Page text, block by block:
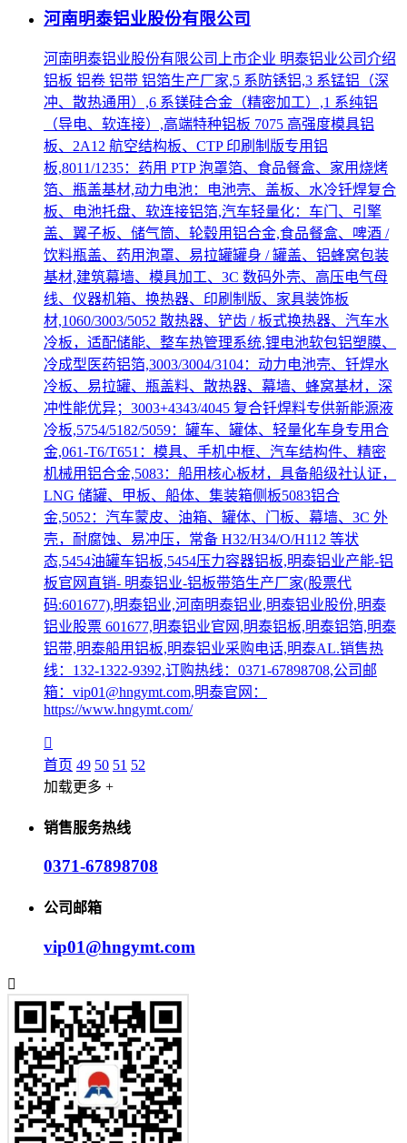
河南明泰铝业股份有限公司
河南明泰铝业股份有限公司上市企业 明泰铝业公司介绍
铝板 铝卷 铝带 铝箔生产厂家,5 系防锈铝,3 系锰铝（深
冲、散热通用）,6 系镁硅合金（精密加工）,1 系纯铝
（导电、软连接）,高端特种铝板 7075 高强度模具铝
板、2A12 航空结构板、CTP 印刷制版专用铝
板,8011/1235：药用 PTP 泡罩箔、食品餐盒、家用烧烤
箔、瓶盖基材,动力电池：电池壳、盖板、水冷钎焊复合
板、电池托盘、软连接铝箔,汽车轻量化：车门、引擎
盖、翼子板、储气筒、轮毂用铝合金,食品餐盒、啤酒 /
饮料瓶盖、药用泡罩、易拉罐罐身 / 罐盖、铝蜂窝包装
基材,建筑幕墙、模具加工、3C 数码外壳、高压电气母
线、仪器机箱、换热器、印刷制版、家具装饰板
材,1060/3003/5052 散热器、铲齿 / 板式换热器、汽车水
冷板，适配储能、整车热管理系统,锂电池软包铝塑膜、
冷成型医药铝箔,3003/3004/3104：动力电池壳、钎焊水
冷板、易拉罐、瓶盖料、散热器、幕墙、蜂窝基材，深
冲性能优异；3003+4343/4045 复合钎焊料专供新能源液
冷板,5754/5182/5059：罐车、罐体、轻量化车身专用合
金,061-T6/T651：模具、手机中框、汽车结构件、精密
机械用铝合金,5083：船用核心板材，具备船级社认证，
LNG 储罐、甲板、船体、集装箱侧板5083铝合
金,5052：汽车蒙皮、油箱、罐体、门板、幕墙、3C 外
壳，耐腐蚀、易冲压，常备 H32/H34/O/H112 等状
态,5454油罐车铝板,5454压力容器铝板,明泰铝业产能-铝
板官网直销- 明泰铝业-铝板带箔生产厂家(股票代
码:601677),明泰铝业,河南明泰铝业,明泰铝业股份,明泰
铝业股票 601677,明泰铝业官网,明泰铝板,明泰铝箔,明泰
铝带,明泰船用铝板,明泰铝业采购电话,明泰AL.销售热
线：132-1322-9392,订购热线：0371-67898708,公司邮
箱：vip01@hngymt.com,明泰官网：
https://www.hngymt.com/
首页 49 50 51 52
加载更多 +
销售服务热线
0371-67898708
公司邮箱
vip01@hngymt.com